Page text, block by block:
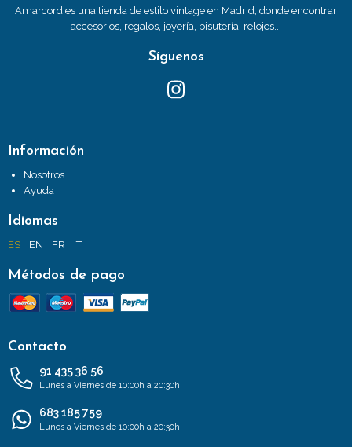
Amarcord es una tienda de estilo vintage en Madrid, donde encontrar
accesorios, regalos, joyería, bisutería, relojes...
Síguenos
Información
Nosotros
Ayuda
Idiomas
ES EN FR IT
Métodos de pago
Contacto
91 435 36 56
Lunes a Viernes de 10:00h a 20:30h
683 185 759
Lunes a Viernes de 10:00h a 20:30h